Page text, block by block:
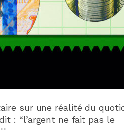
sur une réalité du
: “l’argent ne fait pas le